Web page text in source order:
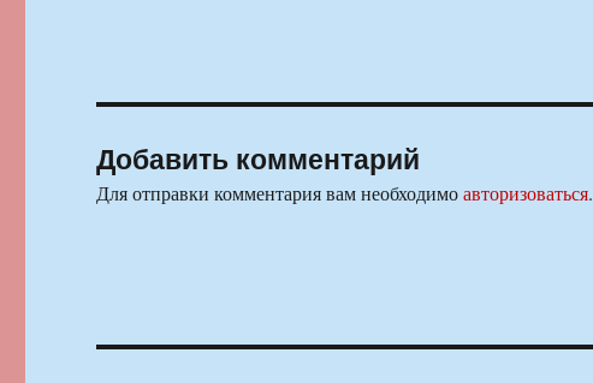
Добавить комментарий
Для отправки комментария вам необходимоавторизоваться.